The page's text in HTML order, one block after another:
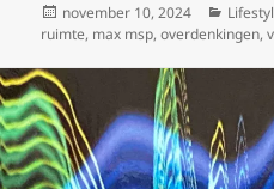
Geplaatst
op
november 10, 2024
ruimte, max msp,overdenkingen,